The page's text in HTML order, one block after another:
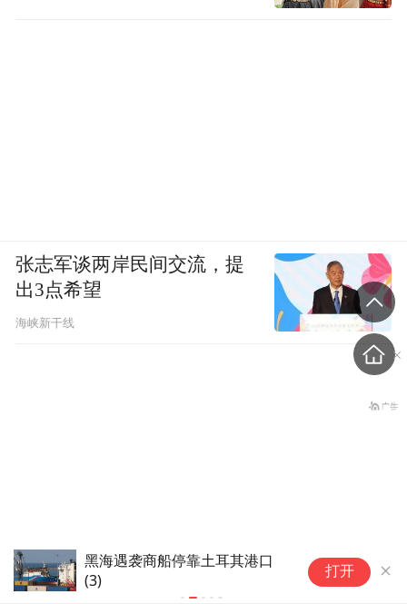
黑海遇袭商船停靠土耳其港口
(3)
打开
张志军谈两岸民间交流，提
出3点希望
海峡新干线
央视迎来新主播